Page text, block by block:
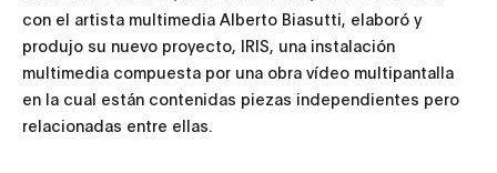
con el artista multimedia Alberto Biasutti, elaboró y
produjo su nuevo proyecto, IRIS, una instalación
multimedia compuesta por una obra vídeo multipantalla
en la cual están contenidas piezas independientes pero
relacionadas entre ellas.